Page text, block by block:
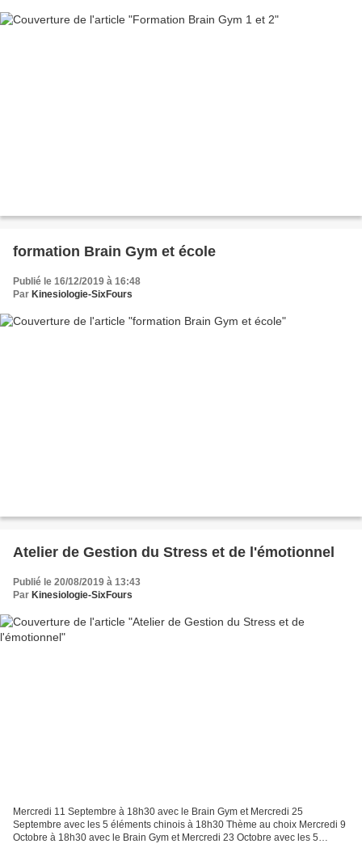
formation Brain Gym et école
Publié le 16/12/2019 à 16:48
Par Kinesiologie-SixFours
Atelier de Gestion du Stress et de l'émotionnel
Publié le 20/08/2019 à 13:43
Par Kinesiologie-SixFours
Mercredi 11 Septembre à 18h30 avec le Brain Gym et Mercredi 25
Septembre avec les 5 éléments chinois à 18h30 Thème au choix Mercredi 9
Octobre à 18h30 avec le Brain Gym et Mercredi 23 Octobre avec les 5